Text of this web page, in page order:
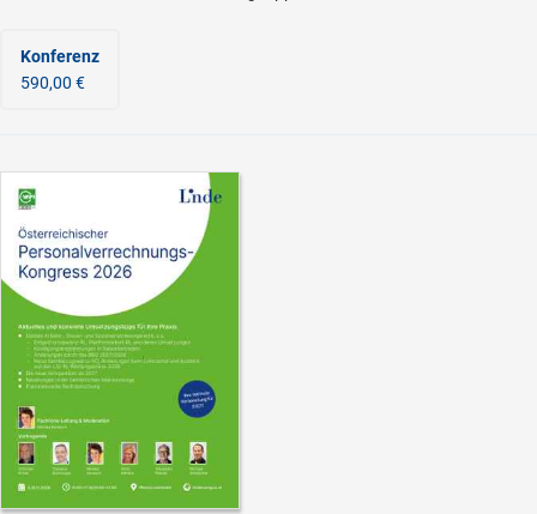
Konferenz
590,00 €